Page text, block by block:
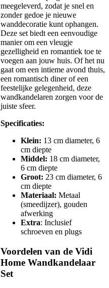
meegeleverd, zodat je snel en
zonder gedoe je nieuwe
wanddecoratie kunt ophangen.
Deze set biedt een eenvoudige
manier om een vleugje
gezelligheid en romantiek toe te
voegen aan jouw huis. Of het nu
gaat om een intieme avond thuis,
een romantisch diner of een
feestelijke gelegenheid, deze
wandkandelaren zorgen voor de
juiste sfeer.
Specificaties:
Klein: 13 cm diameter, 6
cm diepte
Middel: 18 cm diameter,
6 cm diepte
Groot: 23 cm diameter, 6
cm diepte
Materiaal: Metaal
(smeedijzer), gouden
afwerking
Extra: Inclusief
schroeven en plugs
Voordelen van de Vidi
Home Wandkandelaar
Set